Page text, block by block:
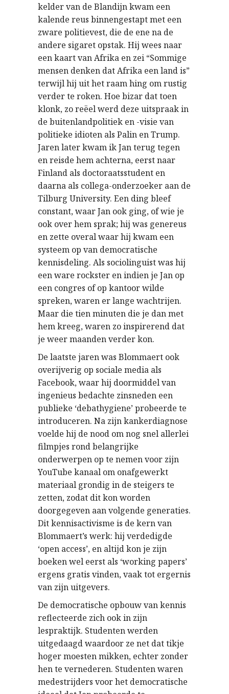
kelder van de Blandijn kwam een
kalende reus binnengestapt met een
zware politievest, die de ene na de
andere sigaret opstak. Hij wees naar
een kaart van Afrika en zei “Sommige
mensen denken dat Afrika een land is”
terwijl hij uit het raam hing om rustig
verder te roken. Hoe bizar dat toen
klonk, zo reëel werd deze uitspraak in
de buitenlandpolitiek en -visie van
politieke idioten als Palin en Trump.
Jaren later kwam ik Jan terug tegen
en reisde hem achterna, eerst naar
Finland als doctoraatsstudent en
daarna als collega-onderzoeker aan de
Tilburg University. Een ding bleef
constant, waar Jan ook ging, of wie je
ook over hem sprak; hij was genereus
en zette overal waar hij kwam een
systeem op van democratische
kennisdeling. Als sociolinguist was hij
een ware rockster en indien je Jan op
een congres of op kantoor wilde
spreken, waren er lange wachtrijen.
Maar die tien minuten die je dan met
hem kreeg, waren zo inspirerend dat
je weer maanden verder kon.
De laatste jaren was Blommaert ook
overijverig op sociale media als
Facebook, waar hij doormiddel van
ingenieus bedachte zinsneden een
publieke ‘debathygiene’ probeerde te
introduceren. Na zijn kankerdiagnose
voelde hij de nood om nog snel allerlei
filmpjes rond belangrijke
onderwerpen op te nemen voor zijn
YouTube kanaal om onafgewerkt
materiaal grondig in de steigers te
zetten, zodat dit kon worden
doorgegeven aan volgende generaties.
Dit kennisactivisme is de kern van
Blommaert’s werk: hij verdedigde
‘open access’, en altijd kon je zijn
boeken wel eerst als ‘working papers’
ergens gratis vinden, vaak tot ergernis
van zijn uitgevers.
De democratische opbouw van kennis
reflecteerde zich ook in zijn
lespraktijk. Studenten werden
uitgedaagd waardoor ze net dat tikje
hoger moesten mikken, echter zonder
hen te vernederen. Studenten waren
medestrijders voor het democratische